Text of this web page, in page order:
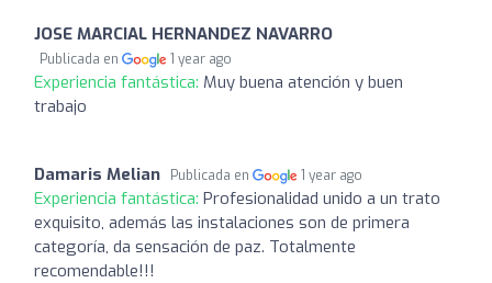
JOSE MARCIAL HERNANDEZ NAVARRO
Publicada en 1 year ago
Experiencia fantástica: Muy buena atención y buen
trabajo
Damaris Melian Publicada en 1 year ago
Experiencia fantástica: Profesionalidad unido a un trato
exquisito, además las instalaciones son de primera
categoría, da sensación de paz. Totalmente
recomendable!!!